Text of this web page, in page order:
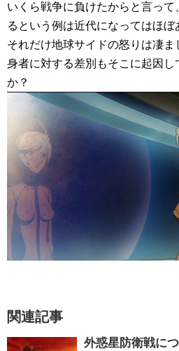
いくら戦争に負けたからと言っ
るという例は近代になってはほぼ
それだけ地球サイドの怒りは凄
身者に対する差別もそこに起因し
か？
関連記事
外惑星防衛戦に